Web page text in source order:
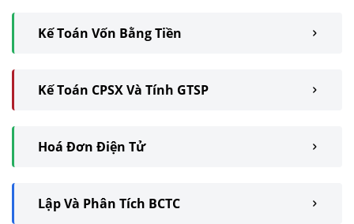
Kế Toán Vốn Bằng Tiền
Kế Toán CPSX Và Tính GTSP
Hoá Đơn Điện Tử
Lập Và Phân Tích BCTC